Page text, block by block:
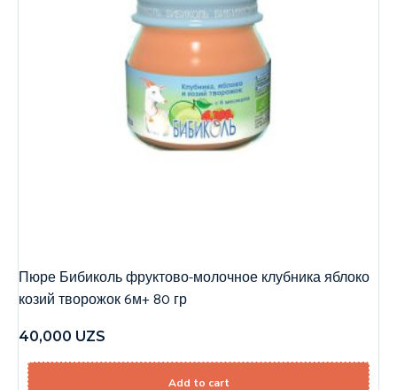
Пюре Бибиколь фруктово-молочное клубника яблоко
козий творожок 6м+ 80 гр
40,000 UZS
Add to cart